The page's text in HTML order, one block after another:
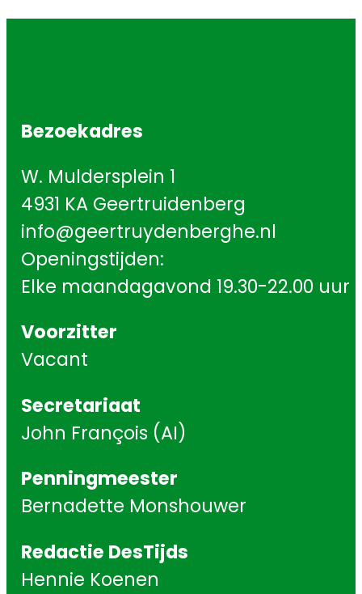
Bezoekadres
W. Muldersplein 1
4931 KA Geertruidenberg
info@geertruydenberghe.nl
Openingstijden:
Elke maandagavond 19.30-22.00 uur
Voorzitter
Vacant
Secretariaat
John François (AI)
Penningmeester
Bernadette Monshouwer
Redactie DesTijds
Hennie Koenen